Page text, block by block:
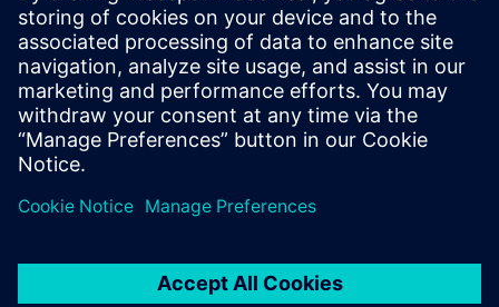
MBSE Porteføljeutviklingssjef
Koble til på LinkedIn